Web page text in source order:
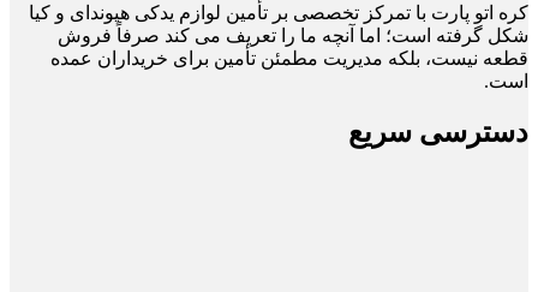
کره اتو پارت با تمرکز تخصصی بر تأمین لوازم یدکی هیوندای و کیا
شکل گرفته است؛ اما آنچه ما را تعریف می ‌کند صرفاً فروش
قطعه نیست، بلکه مدیریت مطمئن تأمین برای خریداران عمده
است.
دسترسی سریع